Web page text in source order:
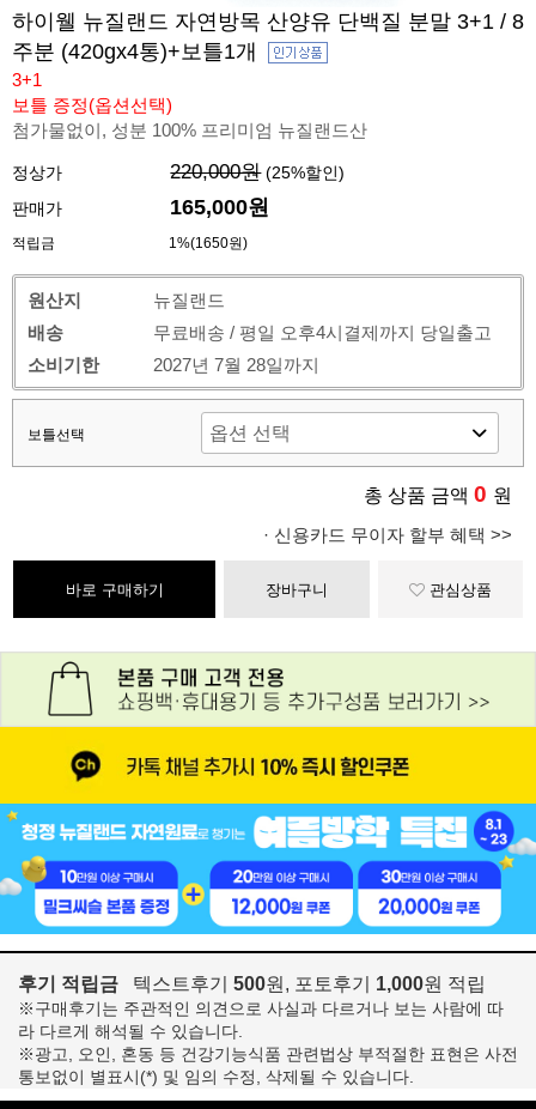
하이웰 뉴질랜드 자연방목 산양유 단백질 분말 3+1 / 8
주분 (420gx4통)+보틀1개
3+1
보틀 증정(옵션선택)
첨가물없이, 성분 100% 프리미엄 뉴질랜드산
정상가 220,000원 (25%할인)
판매가
165,000원
적립금 1%(1650원)
원산지
뉴질랜드
배송
무료배송 / 평일 오후4시결제까지 당일출고
소비기한
2027년 7월 28일까지
보틀선택
총 상품 금액 0 원
· 신용카드 무이자 할부 혜택 >>
바로 구매하기 장바구니 관심상품
후기 적립금 텍스트후기 500원, 포토후기 1,000원 적립
※구매후기는 주관적인 의견으로 사실과 다르거나 보는 사람에 따
라 다르게 해석될 수 있습니다.
※광고, 오인, 혼동 등 건강기능식품 관련법상 부적절한 표현은 사전
통보없이 별표시(*) 및 임의 수정, 삭제될 수 있습니다.